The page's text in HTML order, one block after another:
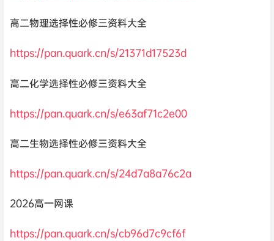
高二物理选择性必修三资料大全
https://pan.quark.cn/s/21371d17523d
高二化学选择性必修三资料大全
https://pan.quark.cn/s/e63af71c2e00
高二生物选择性必修三资料大全
https://pan.quark.cn/s/24d7a8a76c2a
2026高一网课
https://pan.quark.cn/s/cb96d7c9cf6f